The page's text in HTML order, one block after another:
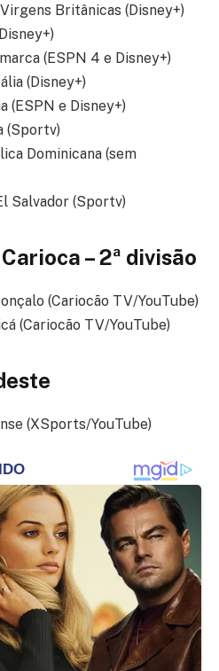
Britânicas (Disney+)
(ESPN 4 e Disney+)
(Disney+)
(ESPN e Disney+)
(Sportv)
Dominicana (sem
Salvador (Sportv)
– 2ª divisão
(Cariocão TV/YouTube)
(Cariocão TV/YouTube)
(XSports/YouTube)